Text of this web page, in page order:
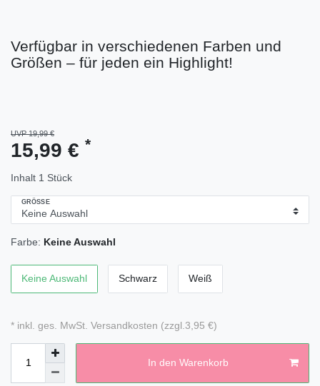
Verfügbar in verschiedenen Farben und
Größen – für jeden ein Highlight!
UVP 19,99 €
15,99 € *
Inhalt 1 Stück
GRÖSSE
Farbe: Keine Auswahl
Keine Auswahl Schwarz Weiß
* inkl. ges. MwSt. Versandkosten (zzgl.3,95 €)
In den Warenkorb